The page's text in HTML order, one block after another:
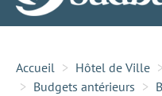
Accueil Hôtel de Ville
Budgets antérieurs